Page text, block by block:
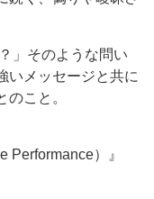
」そのような問い
いメッセージと共に
こと。
Performance）』